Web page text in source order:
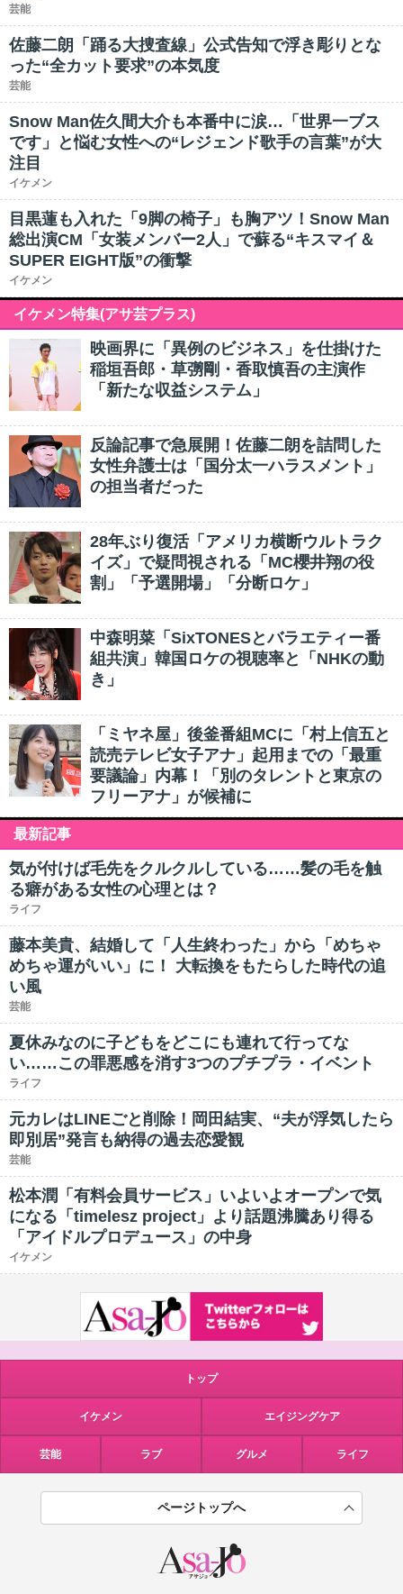
芸能
佐藤二朗「踊る大捜査線」公式告知で浮き彫りとな
った“全カット要求”の本気度
芸能
Snow Man佐久間大介も本番中に涙…「世界一ブス
です」と悩む女性への“レジェンド歌手の言葉”が大
注目
イケメン
目黒蓮も入れた「9脚の椅子」も胸アツ！Snow Man
総出演CM「女装メンバー2人」で蘇る“キスマイ＆
SUPER EIGHT版”の衝撃
イケメン
イケメン特集(アサ芸プラス)
映画界に「異例のビジネス」を仕掛けた
稲垣吾郎・草彅剛・香取慎吾の主演作
「新たな収益システム」
反論記事で急展開！佐藤二朗を詰問した
女性弁護士は「国分太一ハラスメント」
の担当者だった
28年ぶり復活「アメリカ横断ウルトラク
イズ」で疑問視される「MC櫻井翔の役
割」「予選開場」「分断ロケ」
中森明菜「SixTONESとバラエティー番
組共演」韓国ロケの視聴率と「NHKの動
き」
「ミヤネ屋」後釜番組MCに「村上信五と
読売テレビ女子アナ」起用までの「最重
要議論」内幕！「別のタレントと東京の
フリーアナ」が候補に
最新記事
気が付けば毛先をクルクルしている……髪の毛を触
る癖がある女性の心理とは？
ライフ
藤本美貴、結婚して「人生終わった」から「めちゃ
めちゃ運がいい」に！ 大転換をもたらした時代の追
い風
芸能
夏休みなのに子どもをどこにも連れて行ってな
い……この罪悪感を消す3つのプチプラ・イベント
ライフ
元カレはLINEごと削除！岡田結実、“夫が浮気したら
即別居”発言も納得の過去恋愛観
芸能
松本潤「有料会員サービス」いよいよオープンで気
になる「timelesz project」より話題沸騰あり得る
「アイドルプロデュース」の中身
イケメン
トップ
イケメン エイジングケア
芸能 ラブ グルメ ライフ
ページトップへ